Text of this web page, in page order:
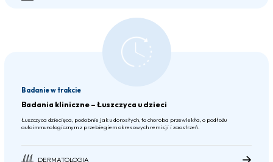
Badanie w trakcie
Badania kliniczne – Łuszczyca u dzieci
Łuszczyca dziecięca, podobnie jak u dorosłych, to choroba przewlekła, o podłożu
autoimmunologicznym z przebiegiem okresowych remisji i zaostrzeń.
DERMATOLOGIA